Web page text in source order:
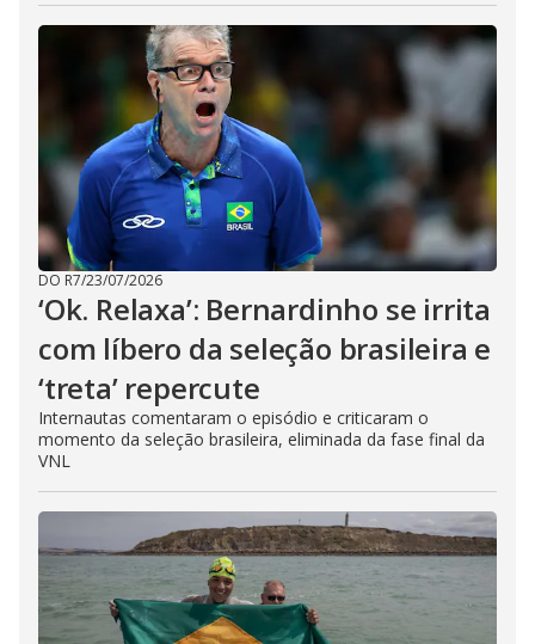
DO R7/23/07/2026
‘Ok. Relaxa’: Bernardinho se irrita
com líbero da seleção brasileira e
‘treta’ repercute
Internautas comentaram o episódio e criticaram o
momento da seleção brasileira, eliminada da fase final da
VNL